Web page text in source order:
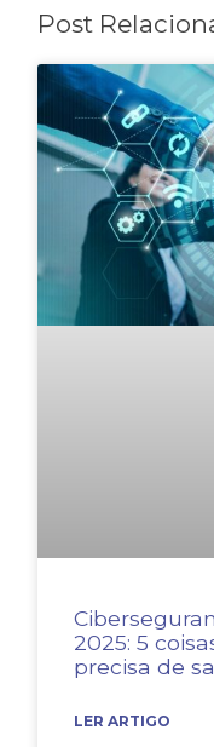
Post
2025: 5
precisa de
LER ARTIGO